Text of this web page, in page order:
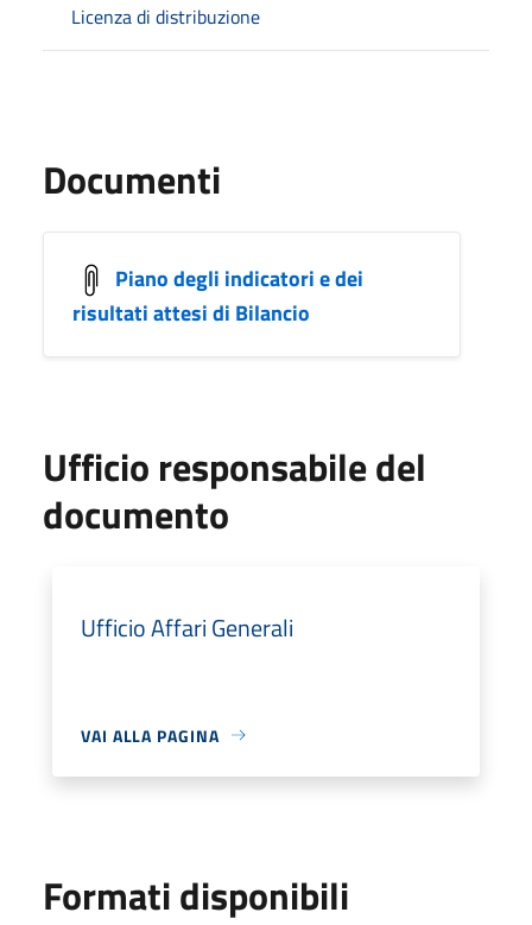
Licenza di distribuzione
Documenti
Piano degli indicatori e dei
risultati attesi di Bilancio
Ufficio responsabile del
documento
Ufficio Affari Generali
VAI ALLA PAGINA
Formati disponibili